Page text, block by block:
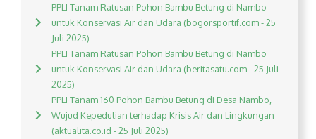
PPLI Tanam Ratusan Pohon Bambu Betung di Nambo
untuk Konservasi Air dan Udara (bogorsportif.com - 25
Juli 2025)
PPLI Tanam Ratusan Pohon Bambu Betung di Nambo
untuk Konservasi Air dan Udara (beritasatu.com - 25 Juli
2025)
PPLI Tanam 160 Pohon Bambu Betung di Desa Nambo,
Wujud Kepedulian terhadap Krisis Air dan Lingkungan
(aktualita.co.id - 25 Juli 2025)